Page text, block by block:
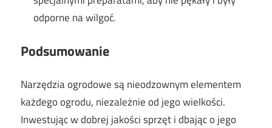
odporne na wilgoć.
Podsumowanie
Narzędzia ogrodowe są nieodzownym elementem
każdego ogrodu, niezależnie od jego wielkości.
Inwestując w dobrej jakości sprzęt i dbając o jego